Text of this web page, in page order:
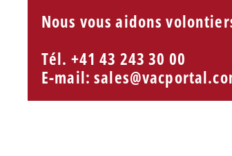
Nous vous aidons
Tél. +41 43 243 30 00
E-mail: